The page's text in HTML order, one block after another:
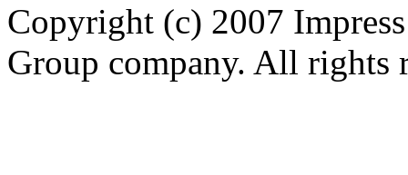
Copyright (c) 2007
Group company. All rights